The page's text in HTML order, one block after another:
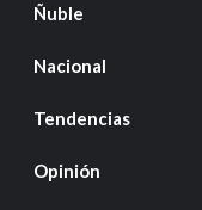
Ñuble
Nacional
Tendencias
Opinión